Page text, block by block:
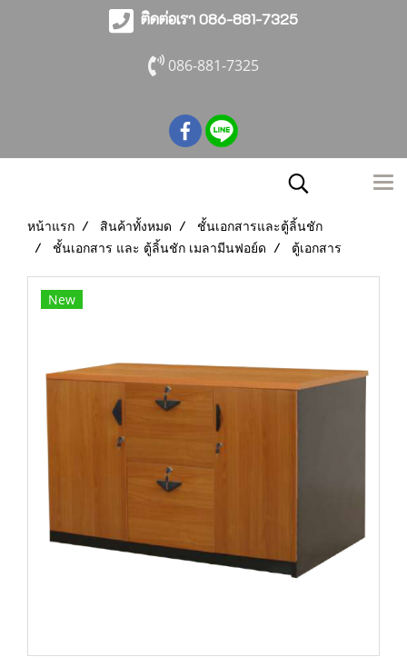
ติดต่อเรา 086-881-7325
086-881-7325
หน้าแรก สินค้าทั้งหมด
ชั้นเอกสารและตู้ลิ้นชัก
ชั้นเอกสาร และ ตู้ลิ้นชัก เมลามีนฟอย์ด
ตู้เอกสาร
New